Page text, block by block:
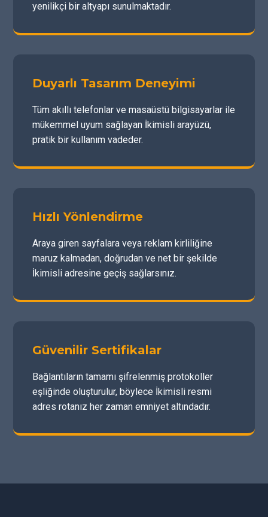
yenilikçi bir altyapı sunulmaktadır.
Duyarlı Tasarım Deneyimi
Tüm akıllı telefonlar ve masaüstü bilgisayarlar ile
mükemmel uyum sağlayan İkimisli arayüzü,
pratik bir kullanım vadeder.
Hızlı Yönlendirme
Araya giren sayfalara veya reklam kirliliğine
maruz kalmadan, doğrudan ve net bir şekilde
İkimisli adresine geçiş sağlarsınız.
Güvenilir Sertifikalar
Bağlantıların tamamı şifrelenmiş protokoller
eşliğinde oluşturulur, böylece İkimisli resmi
adres rotanız her zaman emniyet altındadır.